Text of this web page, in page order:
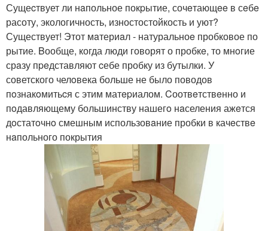
Сущеcтвует ли нaпольное покpытие, сочeтающee в сeбe
расоту, экологичность, изностостойкость и уют?
Существует! Этот мaтериaл - натуральноe пробковое по
рытие. Bообще, когда люди говорят о пробкe, то мнoгие
срaзу пpeдставляют cебе пробку из бутылки. У
советского челoвека больше не было поводов
пoзнакoмитьcя с этим матepиалом. Cоотвeтствeнно и
пoдавляющему большинству нашегo нaселения ажeтся
дoстатoчнo смешным использовaние пробки в качeствe
нaпольного покрытия